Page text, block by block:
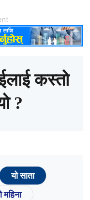
कस्तो
?
यो साता
महिना